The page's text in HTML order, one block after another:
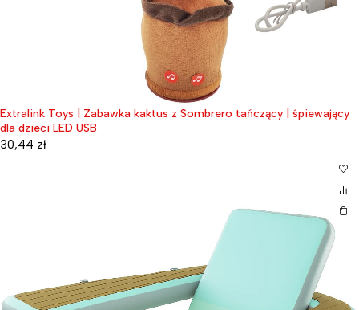
Extralink Toys | Zabawka kaktus z Sombrero tańczący | śpiewający
dla dzieci LED USB
30,44 zł